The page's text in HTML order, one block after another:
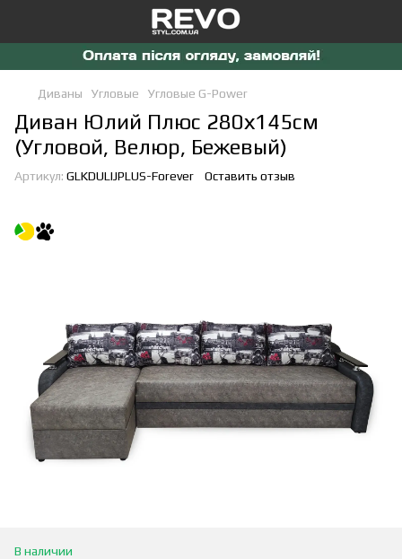
Диваны Угловые Угловые G-Power
Диван Юлий Плюс 280х145см
(Угловой, Велюр, Бежевый)
Артикул: GLKDULIJPLUS-Forever Оставить отзыв
В наличии